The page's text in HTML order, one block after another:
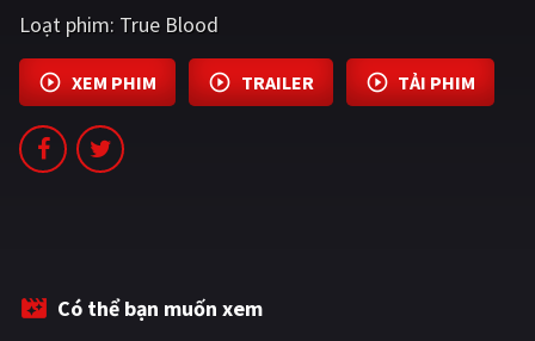
PHIM BỘ
PHIM LẺ
PHIM CHIẾU RẠP
Loạt phim: True Blood
XEM PHIM TRAILER TẢI PHIM
Có thể bạn muốn xem